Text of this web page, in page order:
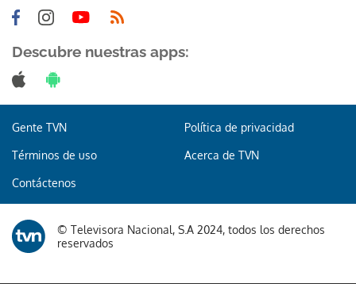
Descubre nuestras apps:
Gente TVN Política de privacidad
Términos de uso Acerca de TVN
Contáctenos
© Televisora Nacional, S.A 2024, todos los derechos
reservados